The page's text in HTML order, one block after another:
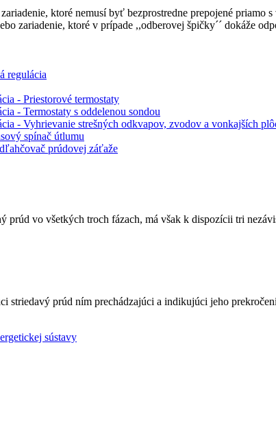
ktoré nemusí byť bezprostredne prepojené
zariadenie, ktoré v prípade ,,odberovej špičky´´ dokáže
regulácia
- Priestorové termostaty
- Termostaty s oddelenou sondou
- Vyhrievanie strešných odkvapov, zvodov a vonkajších
spínač útlumu
prúdovej záťaže
prúd vo všetkých troch fázach, má však k dispozícii tri
striedavý prúd ním prechádzajúci a indikujúci jeho